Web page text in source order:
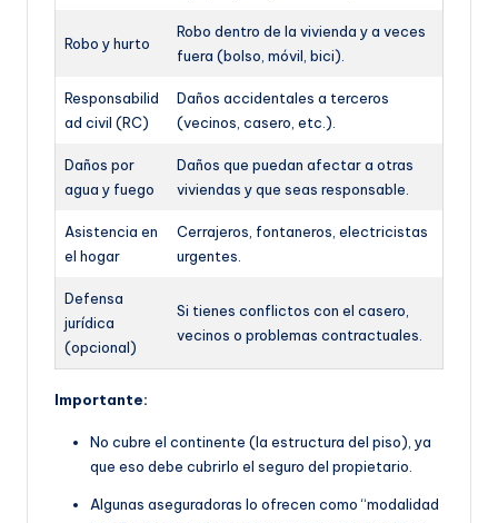
Robo y hurto
Robo dentro de la vivienda y a veces
fuera (bolso, móvil, bici).
Responsabilid
ad civil (RC)
Daños accidentales a terceros
(vecinos, casero, etc.).
Daños por
agua y fuego
Daños que puedan afectar a otras
viviendas y que seas responsable.
Asistencia en
el hogar
Cerrajeros, fontaneros, electricistas
urgentes.
Defensa
jurídica
(opcional)
Si tienes conflictos con el casero,
vecinos o problemas contractuales.
Importante:
No cubre el continente (la estructura del piso), ya
que eso debe cubrirlo el seguro del propietario.
Algunas aseguradoras lo ofrecen como “modalidad